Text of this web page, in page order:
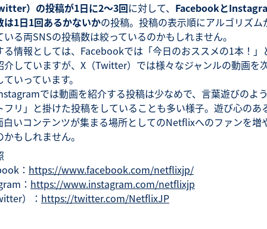
）の投稿が1日に2～3回に対して、 Facebookと
は1日1回あるかないかの投稿。投稿の表示順にアルゴリズム
いる両SNSの投稿数は絞っているのかもしれません。
る情報としては、Facebookでは「今日のおススメの1本！」
介していますが、X（Twitter）では様々なジャンルの動画を
いっています。
では動画を紹介する投稿は少なめで、言葉遊びのよ
フリ」と掛けた投稿をしていることも多い様子。遊び心のあ
白いコンテンツが集まる場所としてのNetflixへのファンを増
もしれません。
： https://www.facebook.com/netflixjp/
： https://www.instagram.com/netflixjp
）： https://twitter.com/NetflixJP